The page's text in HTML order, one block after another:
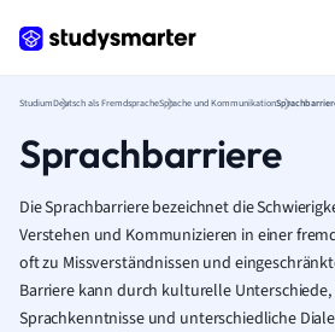
StudiumDeutsch als FremdspracheSprache und Kommunikation
Sprachbarriere
Die Sprachbarriere bezeichnet die
Verstehen und Kommunizieren in einer
oft zu Missverständnissen und
Barriere kann durch kulturelle
Sprachkenntnisse und unterschiedliche